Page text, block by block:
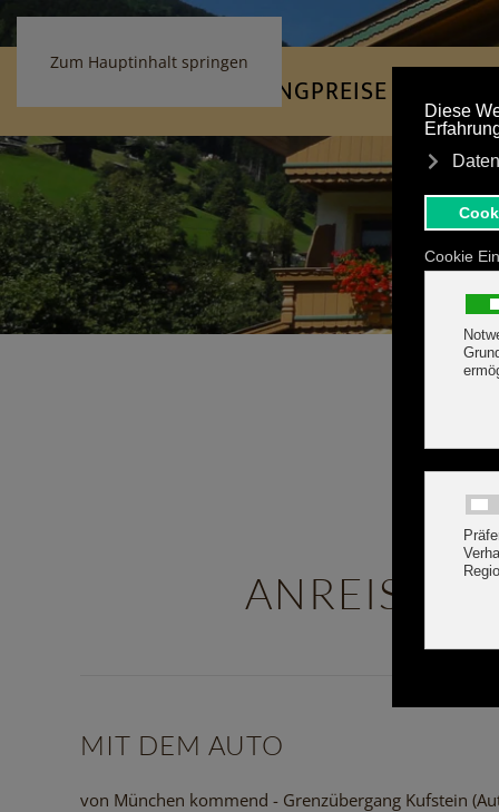
Zum Hauptinhalt springen
ONLINE BUCHEN
AUSSTATTUNGPREISE
MIT DEM AUTO
von München kommend - Grenzübergang Kufstein